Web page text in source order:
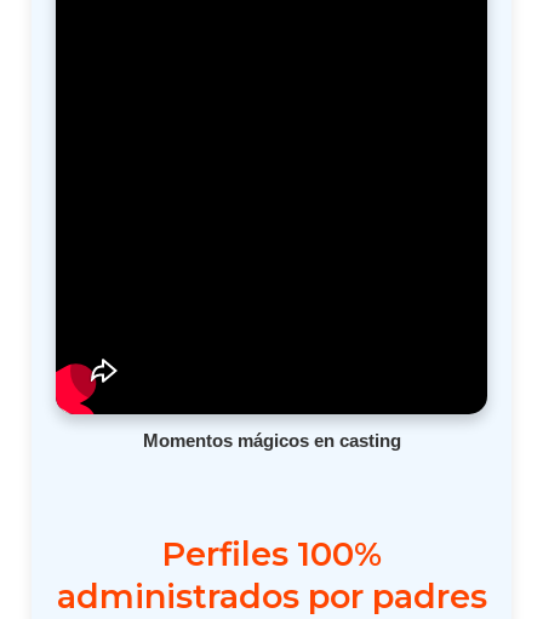
Momentos mágicos en casting
Perfiles 100%
administrados por padres